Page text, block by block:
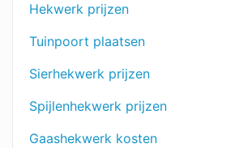
Hekwerk prijzen
Tuinpoort plaatsen
Sierhekwerk prijzen
Spijlenhekwerk prijzen
Gaashekwerk kosten